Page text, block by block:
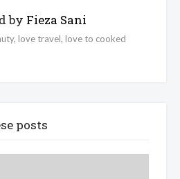
by Fieza Sani
love travel, love to cooked
posts